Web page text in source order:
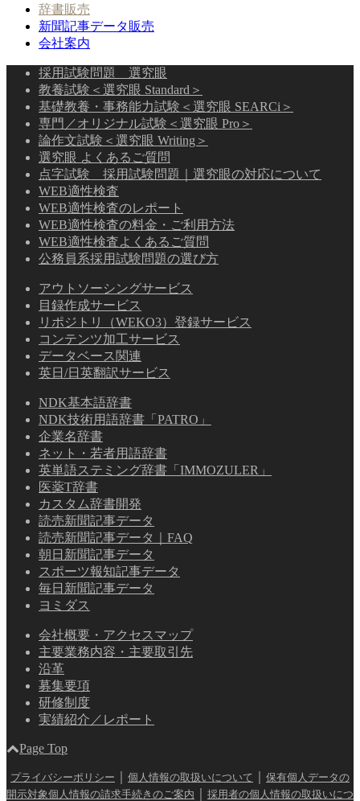
辞書販売
新聞記事データ販売
会社案内
採用試験問題 選究眼
教養試験＜選究眼 Standard＞
基礎教養・事務能力試験＜選究眼 SEARCi＞
専門／オリジナル試験＜選究眼 Pro＞
論作文試験＜選究眼 Writing＞
選究眼 よくあるご質問
点字試験 採用試験問題｜選究眼の対応について
WEB適性検査
WEB適性検査のレポート
WEB適性検査の料金・ご利用方法
WEB適性検査よくあるご質問
公務員系採用試験問題の選び方
アウトソーシングサービス
目録作成サービス
リポジトリ（WEKO3）登録サービス
コンテンツ加工サービス
データベース関連
英日/日英翻訳サービス
NDK基本語辞書
NDK技術用語辞書「PATRO」
企業名辞書
ネット・若者用語辞書
英単語ステミング辞書「IMMOZULER」
医薬T辞書
カスタム辞書開発
読売新聞記事データ
読売新聞記事データ｜FAQ
朝日新聞記事データ
スポーツ報知記事データ
毎日新聞記事データ
ヨミダス
会社概要・アクセスマップ
主要業務内容・主要取引先
沿革
募集要項
研修制度
実績紹介／レポート
Page Top
プライバシーポリシー 個人情報の取扱いについて
保有個人データの
開示対象個人情報の請求手続きのご案内
採用者の個人情報の取扱いにつ